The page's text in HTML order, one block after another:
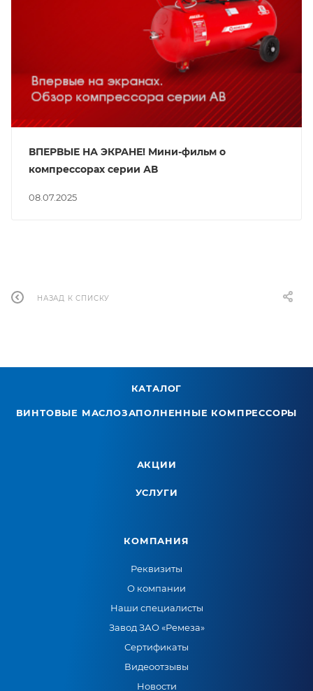
08.07.2025
ВПЕРВЫЕ НА ЭКРАНЕ! Мини-фильм о
компрессорах серии АВ
НАЗАД К СПИСКУ
КАТАЛОГ
ВИНТОВЫЕ МАСЛОЗАПОЛНЕННЫЕ КОМПРЕССОРЫ
АКЦИИ
УСЛУГИ
КОМПАНИЯ
Реквизиты
О компании
Наши специалисты
Завод ЗАО «Ремеза»
Сертификаты
Видеоотзывы
Новости